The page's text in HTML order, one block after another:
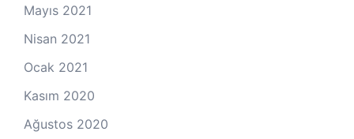
Mayıs 2021
Nisan 2021
Ocak 2021
Kasım 2020
Ağustos 2020